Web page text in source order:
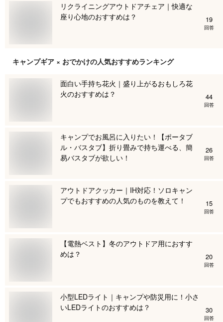
リクライニングアウトドアチェア｜快適な
座り心地のおすすめは？
19
回答
キャンプギア × おでかけの人気おすすめランキング
面白い手持ち花火｜盛り上がるおもしろ花
火のおすすめは？
44
回答
キャンプでお風呂に入りたい！【ポータブ
ル・バスタブ】折り畳みで持ち運べる、簡
易バスタブが欲しい！
26
回答
アウトドアクッカー｜IH対応！ソロキャン
プでもおすすめの人気のものを教えて！
15
回答
【電熱ベスト】冬のアウトドア用におすす
めは？
20
回答
小型LEDライト｜キャンプや防災用に！小さ
いLEDライトのおすすめは？
30
回答